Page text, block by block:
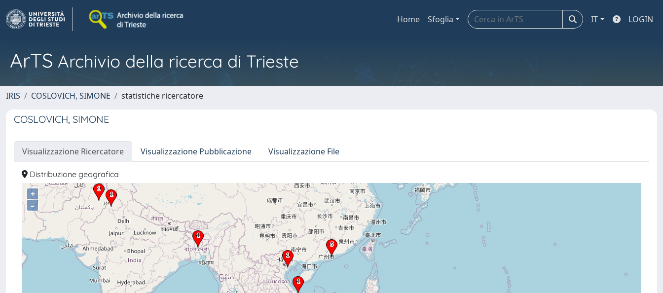
Home Sfoglia IT LOGIN
ArTS Archivio della ricerca di Trieste
IRIS COSLOVICH, SIMONE statistiche ricercatore
COSLOVICH, SIMONE
Visualizzazione Ricercatore Visualizzazione Pubblicazione Visualizzazione File
Distribuzione geografica
+
–